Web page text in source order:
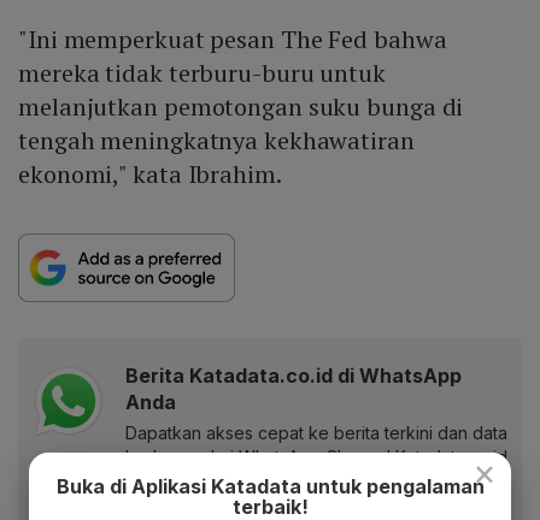
"Ini memperkuat pesan The Fed bahwa
mereka tidak terburu-buru untuk
melanjutkan pemotongan suku bunga di
tengah meningkatnya kekhawatiran
ekonomi," kata Ibrahim.
Berita Katadata.co.id di WhatsApp
Anda
Dapatkan akses cepat ke berita terkini dan data
berharga dari WhatsApp Channel Katadata.co.id
×
Buka di Aplikasi Katadata untuk pengalaman
terbaik!